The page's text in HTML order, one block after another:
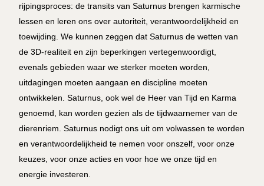
rijpingsproces: de transits van Saturnus brengen karmische
lessen en leren ons over autoriteit, verantwoordelijkheid en
toewijding. We kunnen zeggen dat Saturnus de wetten van
de 3D-realiteit en zijn beperkingen vertegenwoordigt,
evenals gebieden waar we sterker moeten worden,
uitdagingen moeten aangaan en discipline moeten
ontwikkelen. Saturnus, ook wel de Heer van Tijd en Karma
genoemd, kan worden gezien als de tijdwaarnemer van de
dierenriem. Saturnus nodigt ons uit om volwassen te worden
en verantwoordelijkheid te nemen voor onszelf, voor onze
keuzes, voor onze acties en voor hoe we onze tijd en
energie investeren.